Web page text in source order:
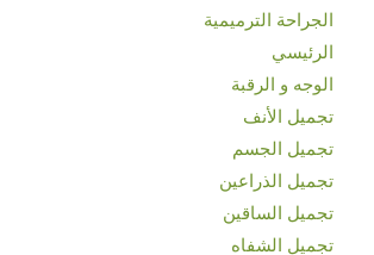
الجراحة الترميمية
الرئيسي
الوجه و الرقبة
تجميل الأنف
تجميل الجسم
تجميل الذراعين
تجميل الساقين
تجميل الشفاه